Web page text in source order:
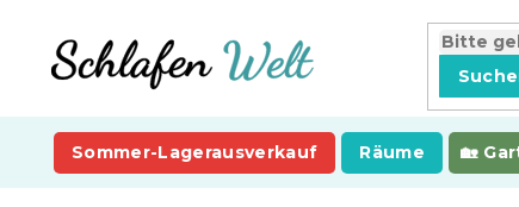
springen
Sommer-Lagerausverkauf Räume